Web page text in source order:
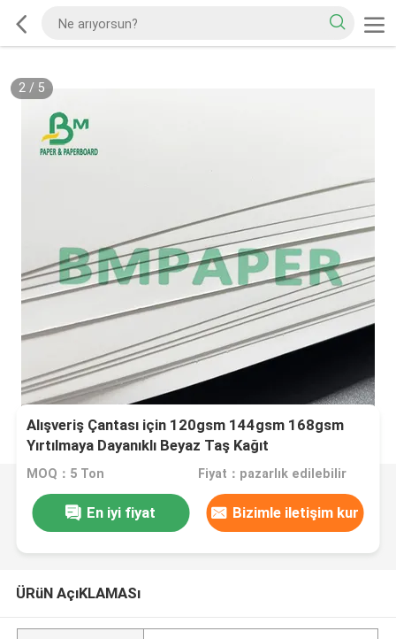
2/ 5
Alışveriş Çantası için 120gsm 144gsm 168gsm
Yırtılmaya Dayanıklı Beyaz Taş Kağıt
MOQ：5 Ton Fiyat：pazarlık edilebilir
En iyi fiyat Bizimle iletişim kur
ÜRüN AçıKLAMASı